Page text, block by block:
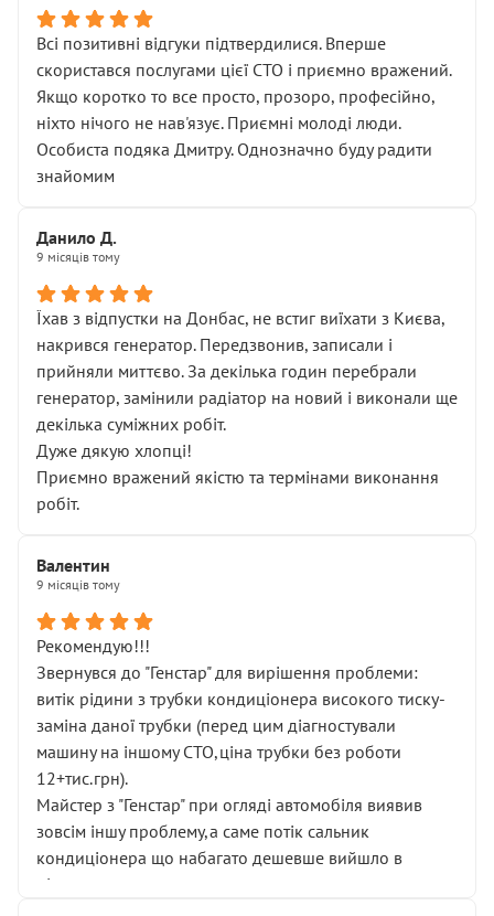
Всі позитивні відгуки підтвердилися. Вперше
скористався послугами цієї СТО і приємно вражений.
Якщо коротко то все просто, прозоро, професійно,
ніхто нічого не нав'язує. Приємні молоді люди.
Особиста подяка Дмитру. Однозначно буду радити
знайомим
Данило Д.
9 місяців тому
Їхав з відпустки на Донбас, не встиг виїхати з Києва,
накрився генератор. Передзвонив, записали і
прийняли миттєво. За декілька годин перебрали
генератор, замінили радіатор на новий і виконали ще
декілька суміжних робіт.
Дуже дякую хлопці!
Приємно вражений якістю та термінами виконання
робіт.
Валентин
9 місяців тому
Рекомендую!!!
Звернувся до "Генстар" для вирішення проблеми:
витік рідини з трубки кондиціонера високого тиску-
заміна даної трубки (перед цим діагностували
машину на іншому СТО,ціна трубки без роботи
12+тис.грн).
Майстер з "Генстар" при огляді автомобіля виявив
зовсім іншу проблему,а саме потік сальник
кондиціонера що набагато дешевше вийшло в
підсумку.